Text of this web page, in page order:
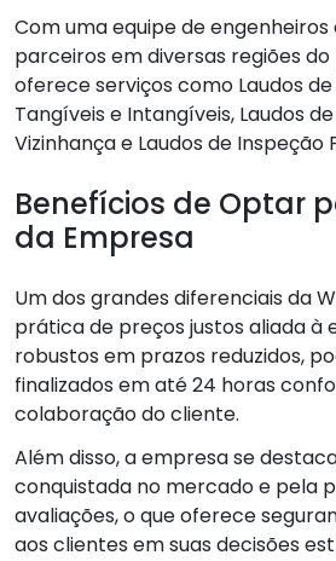
Com uma equipe de
parceiros em diversas regiões
oferece serviços como Laudos
Tangíveis e Intangíveis, Laudos
Vizinhança e Laudos de Inspeção
Benefícios de Optar
da Empresa
Um dos grandes diferenciais da
prática de preços justos aliada à
robustos em prazos reduzidos,
finalizados em até 24 horas
colaboração do cliente.
Além disso, a empresa se
conquistada no mercado e pela
avaliações, o que oferece
aos clientes em suas decisões